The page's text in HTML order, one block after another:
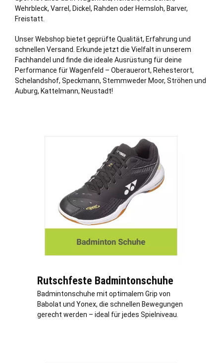
Wehrbleck, Varrel , Dickel , Rahden oder Hemsloh, Barver,
Freistatt
Unser Webshop bietet geprüfte Qualität, Erfahrung und
schnellen Versand. Erkunde jetzt die Vielfalt in unserem
Fachhandel und finde die ideale Ausrüstung für deine
Performance für Wagenfeld – Oberauerort, Rehesterort,
Schelandshof, Speckmann, Stemmweder Moor, Ströhen und
Auburg, Kattelmann, Neustadt!
Rutschfeste Badmintonschuhe
Badmintonschuhe mit optimalem Grip von
Babolat und Yonex, die schnellen Bewegungen
gerecht werden – ideal für jedes Spielniveau.